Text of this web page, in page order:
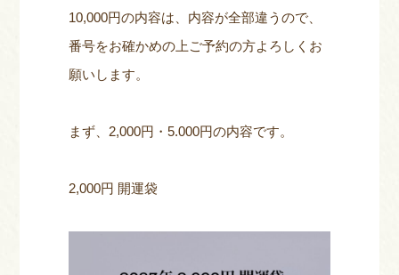
10,000円の内容は、内容が全部違うので、
番号をお確かめの上ご予約の方よろしくお
願いします。
まず、2,000円・5.000円の内容です。
2,000円 開運袋